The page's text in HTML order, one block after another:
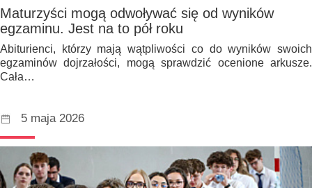
Maturzyści mogą odwoływać się od wyników
egzaminu. Jest na to pół roku
Abiturienci, którzy mają wątpliwości co do wyników swoich
egzaminów dojrzałości, mogą sprawdzić ocenione arkusze.
Cała…
5 maja 2026